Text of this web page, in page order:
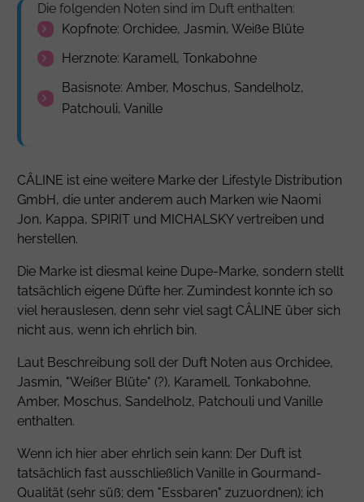
Die folgenden Noten sind im Duft enthalten:
Kopfnote: Orchidee, Jasmin, Weiße Blüte
Herznote: Karamell, Tonkabohne
Basisnote: Amber, Moschus, Sandelholz,
Patchouli, Vanille
CÂLINE ist eine weitere Marke der Lifestyle Distribution
GmbH, die unter anderem auch Marken wie Naomi
Jon, Kappa, SPIRIT und MICHALSKY vertreiben und
herstellen.
Die Marke ist diesmal keine Dupe-Marke, sondern stellt
tatsächlich eigene Düfte her. Zumindest konnte ich so
viel herauslesen, denn sehr viel sagt CÂLINE über sich
nicht aus, wenn ich ehrlich bin.
Laut Beschreibung soll der Duft Noten aus Orchidee,
Jasmin, "Weißer Blüte" (?), Karamell, Tonkabohne,
Amber, Moschus, Sandelholz, Patchouli und Vanille
enthalten.
Wenn ich hier aber ehrlich sein kann: Der Duft ist
tatsächlich fast ausschließlich Vanille in Gourmand-
Qualität (sehr süß; dem "Essbaren" zuzuordnen); ich